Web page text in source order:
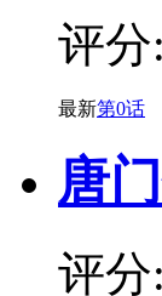
评分:
最新第0话
唐
评分: